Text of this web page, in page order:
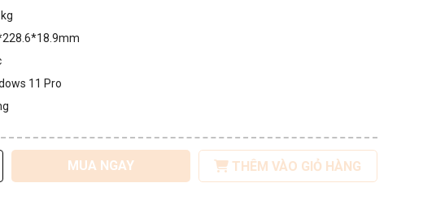
11 Pro
MUA NGAY THÊM VÀO GIỎ HÀNG